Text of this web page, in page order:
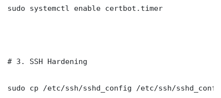
sudo systemctl enable certbot.timer
# 3. SSH Hardening
sudo cp /etc/ssh/sshd_config /etc/ssh/